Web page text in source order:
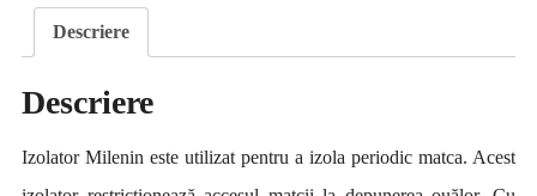
Descriere
Descriere
Izolator Milenin este utilizat pentru a izola periodic matca. Acest